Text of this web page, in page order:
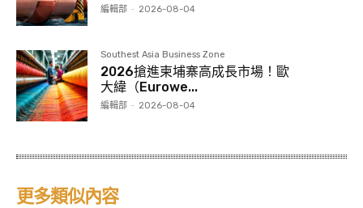
編輯部 - 2026-08-04
Southest Asia Business Zone
2026搶進柬埔寨高成長市場！歐
大緯（Eurowe...
編輯部 - 2026-08-04
更多類似內容